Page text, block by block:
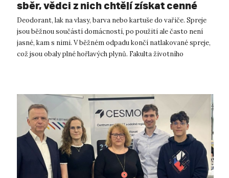
sběr, vědci z nich chtějí získat cenné
kovy
Deodorant, lak na vlasy, barva nebo kartuše do vařiče. Spreje
jsou běžnou součástí domácností, po použití ale často není
jasné, kam s nimi. V běžném odpadu končí natlakované spreje,
což jsou obaly plné hořlavých plynů. Fakulta životního